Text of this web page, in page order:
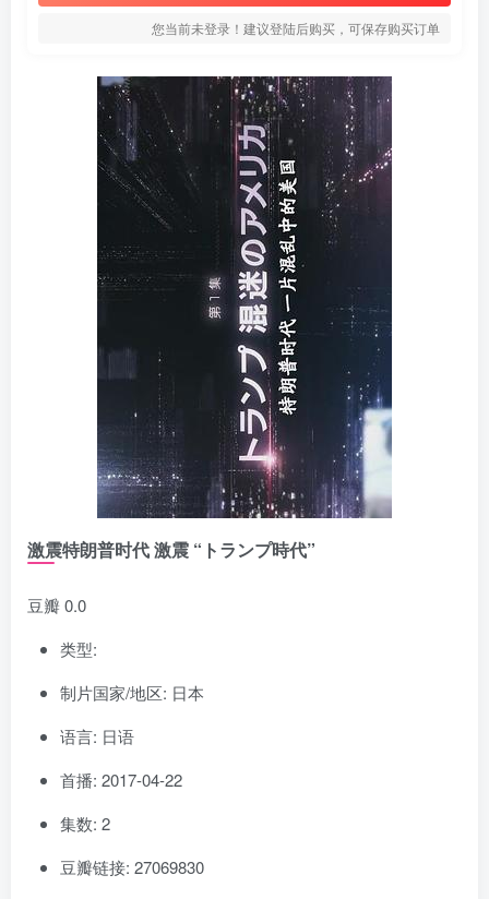
您当前未登录！建议登陆后购买，可保存购买订单
激震特朗普时代 激震 “トランプ時代”
豆瓣 0.0
类型:
制片国家/地区: 日本
语言: 日语
首播: 2017-04-22
集数: 2
豆瓣链接: 27069830